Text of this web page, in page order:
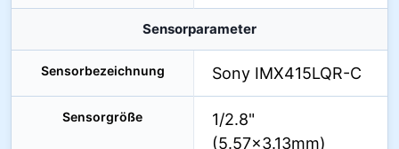
Sensorparameter
Sensorbezeichnung Sony IMX415LQR-C
Sensorgröße
1/2.8"
(5.57×3.13mm)